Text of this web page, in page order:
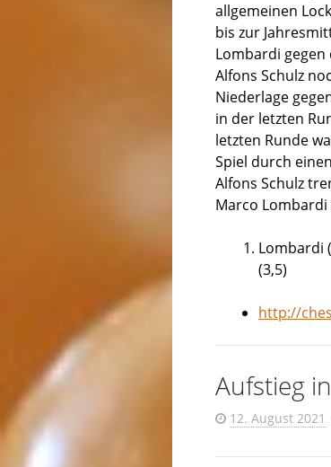
allgemeinen
bis zur
Lombardi
Alfons Schulz
Niederlage
in der letzten
letzten Runde
Spiel durch
Alfons Schulz
Marco
Lombardi
(3,5)
http://
Aufstieg
12. August 2021